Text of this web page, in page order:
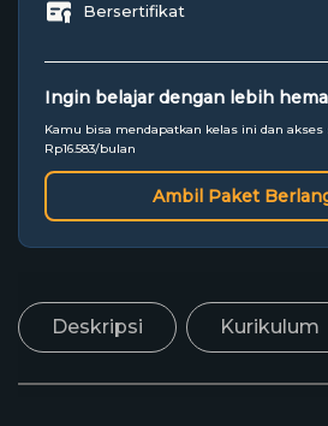
Bersertifikat
Ingin belajar dengan lebih
Kamu bisa mendapatkan kelas ini dan
Rp16.583/bulan
Ambil Paket
Deskripsi Kurikulum